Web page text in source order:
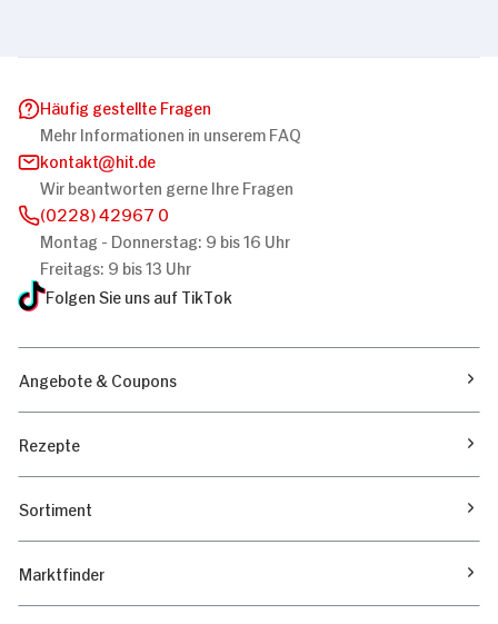
Alle zulassen
Nur Notwendige erlauben
Häufig gestellte Fragen
Mehr Informationen in unserem FAQ
kontakt
hit.de
Wir beantworten gerne Ihre Fragen
(0228) 42967 0
Montag - Donnerstag: 9 bis 16 Uhr
Freitags: 9 bis 13 Uhr
Folgen Sie uns auf TikTok
Angebote & Coupons
Rezepte
Sortiment
Marktfinder